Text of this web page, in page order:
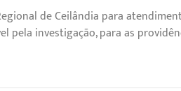
de Ceilândia para
pela investigação, para as